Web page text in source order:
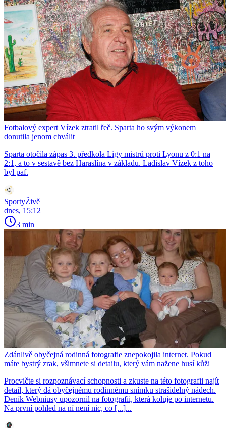
Fotbalový expert Vízek ztratil řeč. Sparta ho svým výkonem
donutila jenom chválit
Sparta otočila zápas 3. předkola Ligy mistrů proti Lyonu z 0:1 na
2:1, a to v sestavě bez Haraslína v základu. Ladislav Vízek z toho
byl paf.
SportyŽivě
dnes, 15:12
3 min
Zdánlivě obyčejná rodinná fotografie znepokojila internet. Pokud
máte bystrý zrak, všimnete si detailu, který vám nažene husí kůži
Procvičte si rozpoznávací schopnosti a zkuste na této fotografii najít
detail, který dá obyčejnému rodinnému snímku strašidelný nádech.
Deník Webniusy upozornil na fotografii, která koluje po internetu.
Na první pohled na ní není nic, co [...]...